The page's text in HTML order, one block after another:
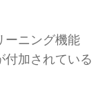
ーニング機能
付加されている